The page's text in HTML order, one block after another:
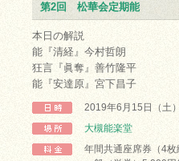
第2回 松華会定期能
本日の解説
能『清経』今村哲朗
狂言『眞奪』善竹隆平
能『安達原』宮下昌子
2019年6月15日（土
大槻能楽堂
年間共通座席券（4